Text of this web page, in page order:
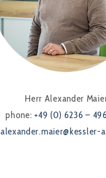
Herr Alexander
phone:+49 (0) 6236 –
alexander.maier@kessler-